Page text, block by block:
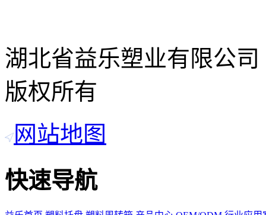
湖北省益乐塑业有限公司
版权所有
网站地图
快速导航